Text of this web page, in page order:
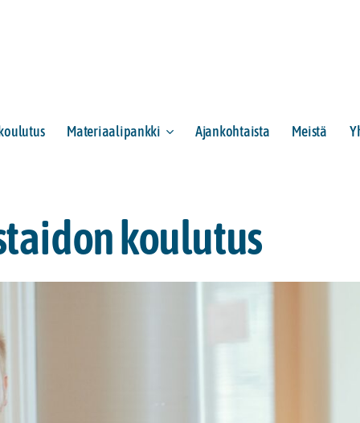
Materiaalipankki Ajankohtaista Meistä
koulutus